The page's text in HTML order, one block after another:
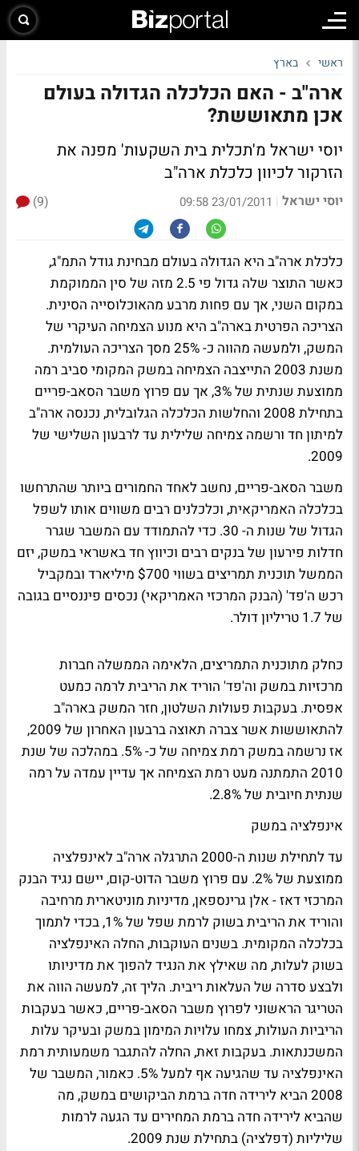
ראשי בארץ
ארה"ב - האם הכלכלה הגדולה בעולם
אכן מתאוששת?
יוסי ישראל מ'תכלית בית השקעות' מפנה את
הזרקור לכיוון כלכלת ארה"ב
יוסי ישראל |
23/01/2011 09:58
(9)
כלכלת ארה"ב היא הגדולה בעולם מבחינת גודל התמ"ג,
כאשר התוצר שלה גדול פי 2.5 מזה של סין הממוקמת
במקום השני, אך עם פחות מרבע מהאוכלוסייה הסינית.
הצריכה הפרטית בארה"ב היא מנוע הצמיחה העיקרי של
המשק, ולמעשה מהווה כ- 25% מסך הצריכה העולמית.
משנת 2003 התייצבה הצמיחה במשק המקומי סביב רמה
ממוצעת שנתית של 3%, אך עם פרוץ משבר הסאב-פריים
בתחילת 2008 והחלשות הכלכלה הגלובלית, נכנסה ארה"ב
למיתון חד ורשמה צמיחה שלילית עד לרבעון השלישי של
2009.
משבר הסאב-פריים, נחשב לאחד החמורים ביותר שהתרחשו
בכלכלה האמריקאית, וכלכלנים רבים משווים אותו לשפל
הגדול של שנות ה- 30. כדי להתמודד עם המשבר שגרר
חדלות פירעון של בנקים רבים וכיווץ חד באשראי במשק, יזם
הממשל תוכנית תמריצים בשווי $700 מיליארד ובמקביל
רכש ה'פד' (הבנק המרכזי האמריקאי) נכסים פיננסיים בגובה
של 1.7 טריליון דולר.
כחלק מתוכנית התמריצים, הלאימה הממשלה חברות
מרכזיות במשק וה'פד' הוריד את הריבית לרמה כמעט
אפסית. בעקבות פעולות השלטון, חזר המשק בארה"ב
להתאוששות אשר צברה תאוצה ברבעון האחרון של 2009,
אז נרשמה במשק רמת צמיחה של כ- 5%. במהלכה של שנת
2010 התמתנה מעט רמת הצמיחה אך עדיין עמדה על רמה
שנתית חיובית של 2.8%.
אינפלציה במשק
עד לתחילת שנות ה-2000 התרגלה ארה"ב לאינפלציה
ממוצעת של 2%. עם פרוץ משבר הדוט-קום, יישם נגיד הבנק
המרכזי דאז - אלן גרינספאן, מדיניות מוניטארית מרחיבה
והוריד את הריבית בשוק לרמת שפל של 1%, בכדי לתמוך
בכלכלה המקומית. בשנים העוקבות, החלה האינפלציה
בשוק לעלות, מה שאילץ את הנגיד להפוך את מדיניותו
ולבצע סדרה של העלאות ריבית. הליך זה, למעשה הווה את
הטריגר הראשוני לפרוץ משבר הסאב-פריים, כאשר בעקבות
הריביות העולות, צמחו עלויות המימון במשק ובעיקר עלות
המשכנתאות. בעקבות זאת, החלה להתגבר משמעותית רמת
האינפלציה עד שהגיעה אף למעל 5%. כאמור, המשבר של
2008 הביא לירידה חדה ברמת הביקושים במשק, מה
שהביא לירידה חדה ברמת המחירים עד הגעה לרמות
שליליות (דפלציה) בתחילת שנת 2009.